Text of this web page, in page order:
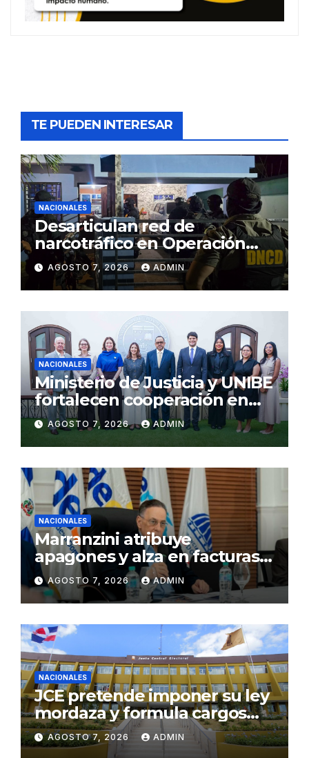
TE PUEDEN INTERESAR
NACIONALES
Desarticulan red de
narcotráfico en Operación
Lgtca
AGOSTO 7, 2026 ADMIN
NACIONALES
Ministerio de Justicia y UNIBE
fortalecen cooperación en
Justicia y Derechos Humanos
AGOSTO 7, 2026 ADMIN
NACIONALES
Marranzini atribuye
apagones y alza en facturas
eléctricas al calor y procesos
de mantenimiento
AGOSTO 7, 2026 ADMIN
NACIONALES
JCE pretende imponer su ley
mordaza y formula cargos
contra ACD Media por
publicar encuestas
AGOSTO 7, 2026 ADMIN